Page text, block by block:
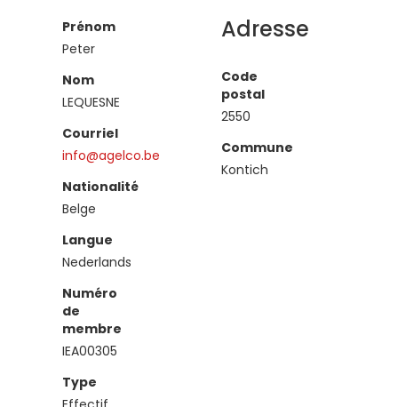
Prénom
Peter
Nom
LEQUESNE
Courriel
info@agelco.be
Nationalité
Belge
Langue
Nederlands
Numéro
de
membre
IEA00305
Type
Adresse
Code
postal
2550
Commune
Kontich